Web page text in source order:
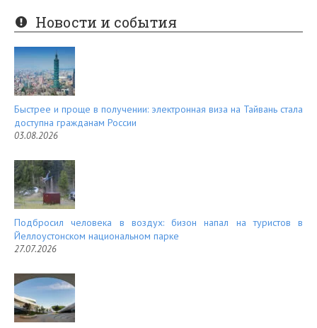
er
es
t
e
d
Новости и события
Быстрее и проще в получении: электронная виза на Тайвань стала
доступна гражданам России
03.08.2026
Подбросил человека в воздух: бизон напал на туристов в
Йеллоустонском национальном парке
27.07.2026